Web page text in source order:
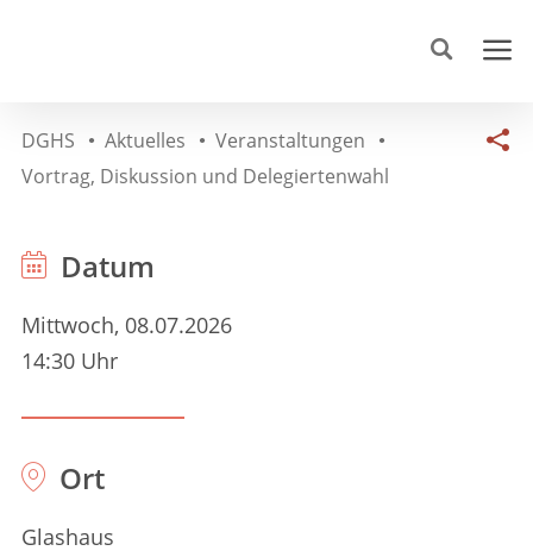
DGHS Aktuelles
Veranstaltungen
Vortrag, Diskussion und Delegiertenwahl
Datum
Mittwoch, 08.07.2026
14:30 Uhr
Ort
Glashaus